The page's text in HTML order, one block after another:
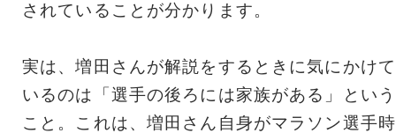
されていることが分かります。
実は、増田さんが解説をするときに気にかけて
いるのは「選手の後ろには家族がある」という
こと。これは、増田さん自身がマラソン選手時